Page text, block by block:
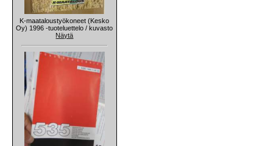
K-maataloustyökoneet (Kesko
Oy) 1996 -tuoteluettelo / kuvasto
Näytä